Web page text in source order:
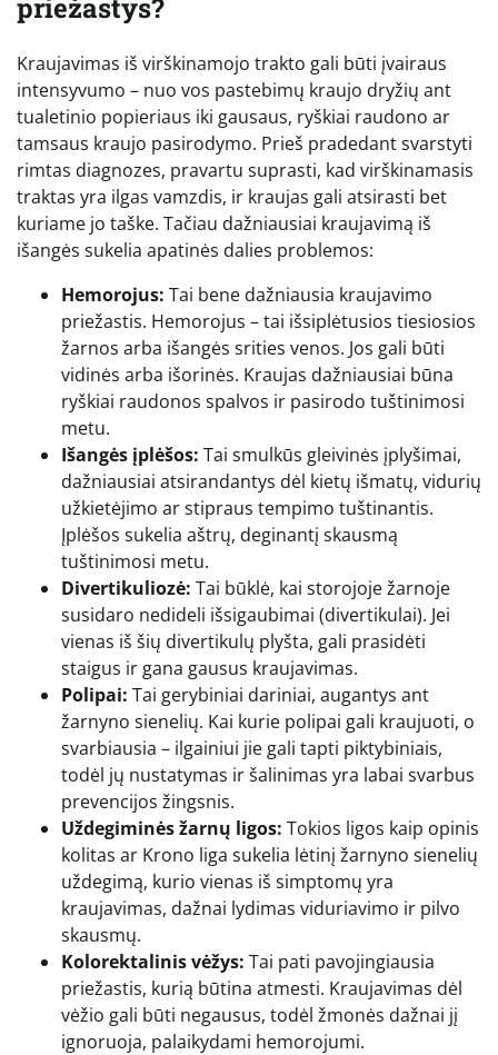
priežastys?
Kraujavimas iš virškinamojo trakto gali būti įvairaus
intensyvumo – nuo vos pastebimų kraujo dryžių ant
tualetinio popieriaus iki gausaus, ryškiai raudono ar
tamsaus kraujo pasirodymo. Prieš pradedant svarstyti
rimtas diagnozes, pravartu suprasti, kad virškinamasis
traktas yra ilgas vamzdis, ir kraujas gali atsirasti bet
kuriame jo taške. Tačiau dažniausiai kraujavimą iš
išangės sukelia apatinės dalies problemos:
Hemorojus: Tai bene dažniausia kraujavimo
priežastis. Hemorojus – tai išsiplėtusios tiesiosios
žarnos arba išangės srities venos. Jos gali būti
vidinės arba išorinės. Kraujas dažniausiai būna
ryškiai raudonos spalvos ir pasirodo tuštinimosi
metu.
Išangės įplėšos: Tai smulkūs gleivinės įplyšimai,
dažniausiai atsirandantys dėl kietų išmatų, vidurių
užkietėjimo ar stipraus tempimo tuštinantis.
Įplėšos sukelia aštrų, deginantį skausmą
tuštinimosi metu.
Divertikuliozė: Tai būklė, kai storojoje žarnoje
susidaro nedideli išsigaubimai (divertikulai). Jei
vienas iš šių divertikulų plyšta, gali prasidėti
staigus ir gana gausus kraujavimas.
Polipai: Tai gerybiniai dariniai, augantys ant
žarnyno sienelių. Kai kurie polipai gali kraujuoti, o
svarbiausia – ilgainiui jie gali tapti piktybiniais,
todėl jų nustatymas ir šalinimas yra labai svarbus
prevencijos žingsnis.
Uždegiminės žarnų ligos: Tokios ligos kaip opinis
kolitas ar Krono liga sukelia lėtinį žarnyno sienelių
uždegimą, kurio vienas iš simptomų yra
kraujavimas, dažnai lydimas viduriavimo ir pilvo
skausmų.
Kolorektalinis vėžys: Tai pati pavojingiausia
priežastis, kurią būtina atmesti. Kraujavimas dėl
vėžio gali būti negausus, todėl žmonės dažnai jį
ignoruoja, palaikydami hemorojumi.